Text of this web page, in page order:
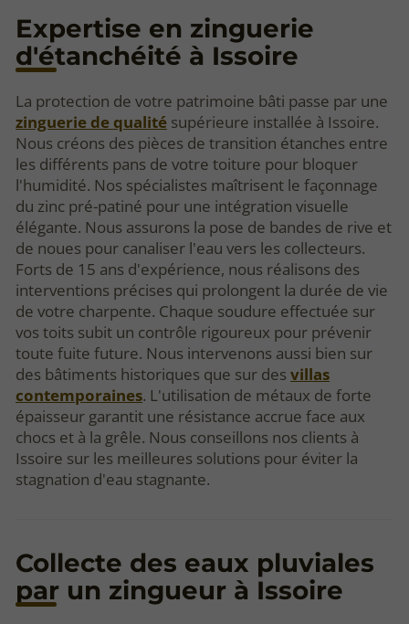
Expertise en zinguerie
d'étanchéité à Issoire
La protection de votre patrimoine bâti passe par une
zinguerie de qualité supérieure installée à Issoire.
Nous créons des pièces de transition étanches entre
les différents pans de votre toiture pour bloquer
l'humidité. Nos spécialistes maîtrisent le façonnage
du zinc pré-patiné pour une intégration visuelle
élégante. Nous assurons la pose de bandes de rive et
de noues pour canaliser l'eau vers les collecteurs.
Forts de 15 ans d'expérience, nous réalisons des
interventions précises qui prolongent la durée de vie
de votre charpente. Chaque soudure effectuée sur
vos toits subit un contrôle rigoureux pour prévenir
toute fuite future. Nous intervenons aussi bien sur
des bâtiments historiques que sur des villas
contemporaines. L'utilisation de métaux de forte
épaisseur garantit une résistance accrue face aux
chocs et à la grêle. Nous conseillons nos clients à
Issoire sur les meilleures solutions pour éviter la
stagnation d'eau stagnante.
Collecte des eaux pluviales
par un zingueur à Issoire